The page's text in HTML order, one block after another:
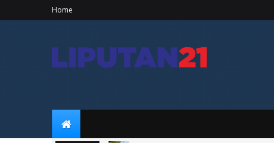
Home
Bupati Maluku Tenggara Saksikan